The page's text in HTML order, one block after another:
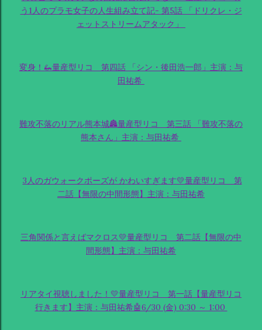
う1人のプラモ女子の人生組み立て記- 第5話 「ドリクレ・ジ
ェットストリームアタック」
変身！🦗量産型リコ 第四話 「シン・後田浩一郎」主演：与
田祐希
難攻不落のリアル熊本城🏯量産型リコ 第三話 「難攻不落の
熊本さん」主演：与田祐希
3人のガウォークポーズが かわいすぎます💛量産型リコ 第
二話【無限の中間形態】主演：与田祐希
三角関係と言えばマクロス💛量産型リコ 第二話【無限の中
間形態】主演：与田祐希
リアタイ視聴しました！💛量産型リコ 第一話【量産型リコ
行きます】主演：与田祐希🤖6/30 (金) 0:30 ～ 1:00